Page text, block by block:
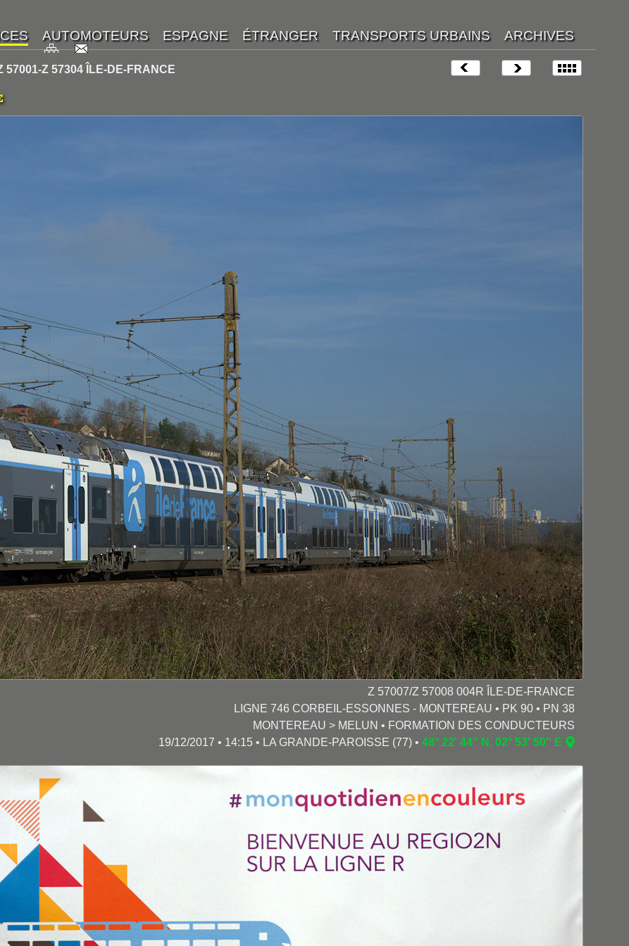
57001-Z 57304 ÎLE-DE-FRANCE
Z 57007/Z 57008 004R ÎLE-DE-FRANCE
LIGNE 746 CORBEIL-ESSONNES - MONTEREAU • PK 90 • PN 38
MONTEREAU > MELUN • FORMATION DES CONDUCTEURS
19/12/2017 • 14:15 • LA GRANDE-PAROISSE (77) • 48° 22' 44" N, 02° 53' 50" E